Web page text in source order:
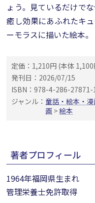
ょう。見ているだけで
癒し効果にあふれたキ
ーモラスに描いた絵本。
定価：1,210円 (本体 1,100
発刊日：2026/07/15
ISBN：978-4-286-27871-1
ジャンル： 童話・絵本・
画 >絵本
著者プロフィール
1964年福岡県生まれ
管理栄養士免許取得